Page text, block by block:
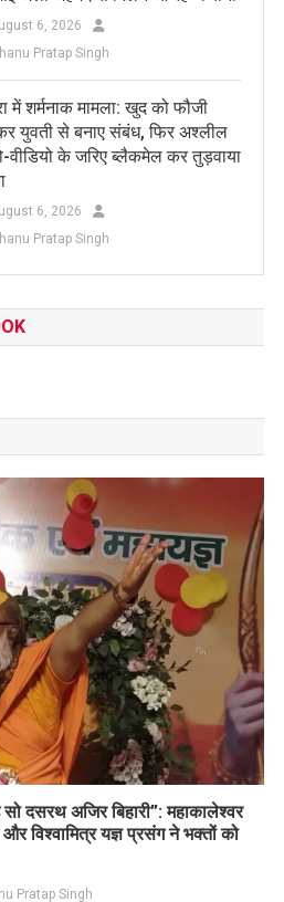
6, 2026
Pratap Singh
में शर्मनाक मामला: खुद को फौजी
युवती से बनाए संबंध, फिर अश्लील
वीडियो के जरिए ब्लैकमेल कर तुड़वाया
6, 2026
Pratap Singh
दसरथ अजिर बिहारी”: महाकालेश्वर
विश्वामित्र यज्ञ प्रसंग ने भक्तों को
Pratap Singh